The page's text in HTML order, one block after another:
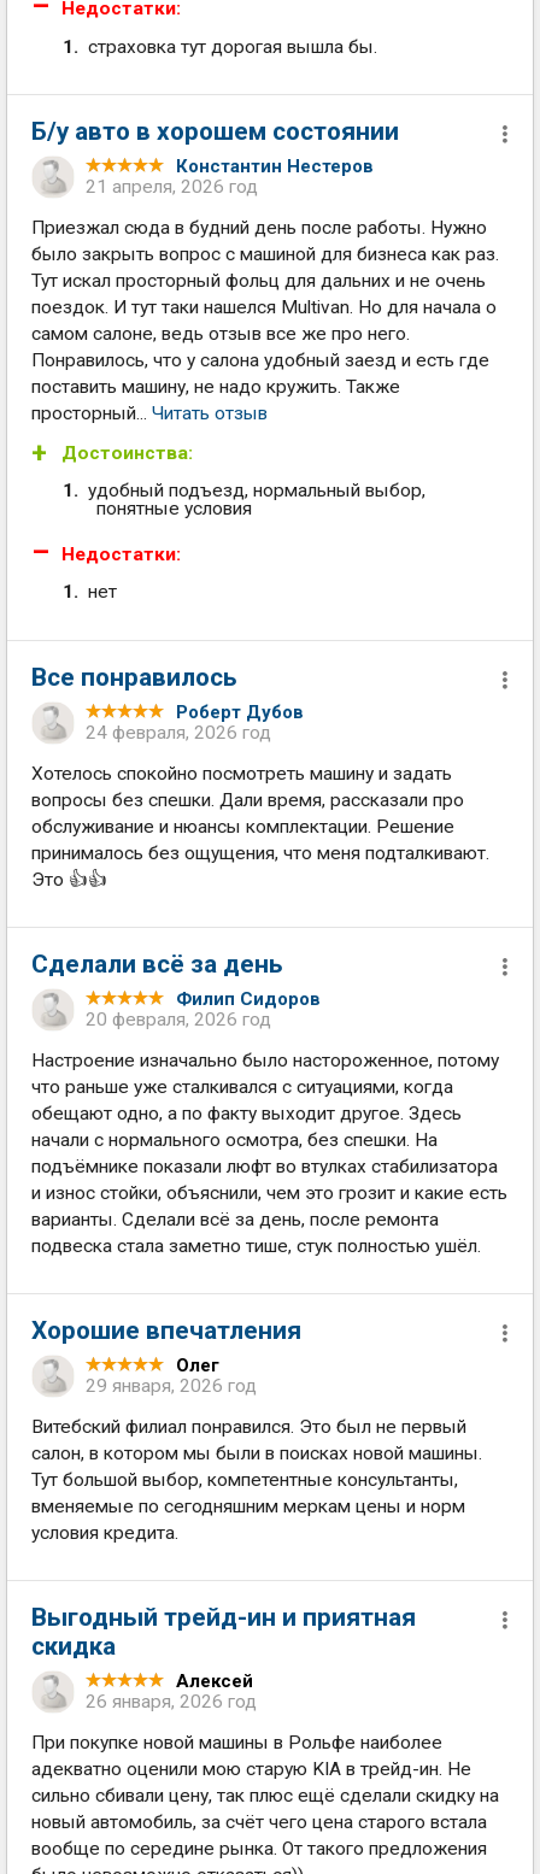
Недостатки:
страховка тут дорогая вышла бы.
Б/у авто в хорошем состоянии
Константин Нестеров
21 апреля, 2026 год
Приезжал сюда в будний день после работы. Нужно
было закрыть вопрос с машиной для бизнеса как раз.
Тут искал просторный фольц для дальних и не очень
поездок. И тут таки нашелся Multivan. Но для начала о
самом салоне, ведь отзыв все же про него.
Понравилось, что у салона удобный заезд и есть где
поставить машину, не надо кружить. Также
просторный... Читать отзыв
Достоинства:
удобный подъезд, нормальный выбор,
понятные условия
Недостатки:
нет
Все понравилось
Роберт Дубов
24 февраля, 2026 год
Хотелось спокойно посмотреть машину и задать
вопросы без спешки. Дали время, рассказали про
обслуживание и нюансы комплектации. Решение
принималось без ощущения, что меня подталкивают.
Это 👍👍
Сделали всё за день
Филип Сидоров
20 февраля, 2026 год
Настроение изначально было настороженное, потому
что раньше уже сталкивался с ситуациями, когда
обещают одно, а по факту выходит другое. Здесь
начали с нормального осмотра, без спешки. На
подъёмнике показали люфт во втулках стабилизатора
и износ стойки, объяснили, чем это грозит и какие есть
варианты. Сделали всё за день, после ремонта
подвеска стала заметно тише, стук полностью ушёл.
Хорошие впечатления
Олег
29 января, 2026 год
Витебский филиал понравился. Это был не первый
салон, в котором мы были в поисках новой машины.
Тут большой выбор, компетентные консультанты,
вменяемые по сегодняшним меркам цены и норм
условия кредита.
Выгодный трейд-ин и приятная
скидка
Алексей
26 января, 2026 год
При покупке новой машины в Рольфе наиболее
адекватно оценили мою старую KIA в трейд-ин. Не
сильно сбивали цену, так плюс ещё сделали скидку на
новый автомобиль, за счёт чего цена старого встала
вообще по середине рынка. От такого предложения